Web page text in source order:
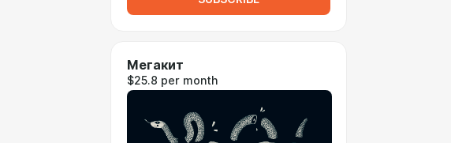
Мегакит
$25.8 per month